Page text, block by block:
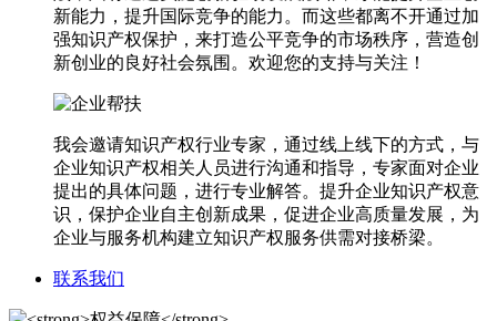
新能力，提升国际竞争的能力。而这些都离不开通过加
强知识产权保护，来打造公平竞争的市场秩序，营造创
新创业的良好社会氛围。欢迎您的支持与关注！
我会邀请知识产权行业专家，通过线上线下的方式，与
企业知识产权相关人员进行沟通和指导，专家面对企业
提出的具体问题，进行专业解答。提升企业知识产权意
识，保护企业自主创新成果，促进企业高质量发展，为
企业与服务机构建立知识产权服务供需对接桥梁。
联系我们